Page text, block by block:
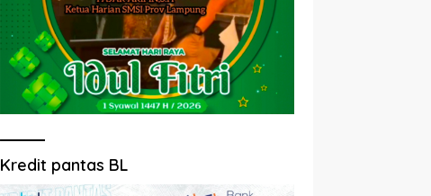
Kredit pantas BL